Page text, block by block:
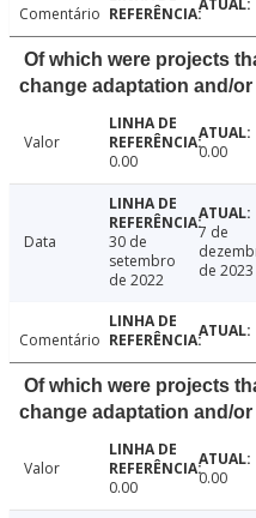
Comentário
Of which were projects
change adaptation and/
Valor
0.00
0.00
Data
30 de
setembro
de 2022
7 de
de 2023
Comentário
Of which were projects
change adaptation and/
Valor
0.00
0.00